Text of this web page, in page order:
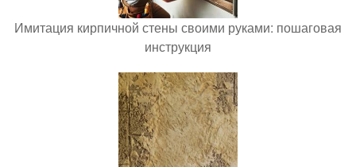
Имитация кирпичной стены своими руками: пошаговая
инструкция